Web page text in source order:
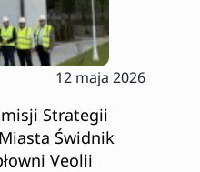
12 maja 2026
Strategii
Świdnik
Veolii